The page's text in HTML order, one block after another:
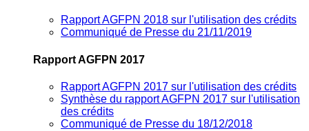
Rapport AGFPN 2018 sur l'utilisation des crédits
Communiqué de Presse du 21/11/2019
Rapport AGFPN 2017
Rapport AGFPN 2017 sur l'utilisation des crédits
Synthèse du rapport AGFPN 2017 sur l'utilisation
des crédits
Communiqué de Presse du 18/12/2018